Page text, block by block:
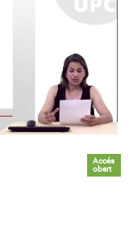
Accés
obert